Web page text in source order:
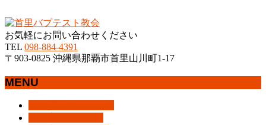
お気軽にお問い合わせください
TEL 098-884-4391
〒903-0825 沖縄県那覇市首里山川町1-17
MENU